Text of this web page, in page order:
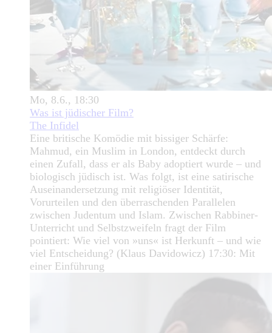
Mo, 8.6., 18:30
Was ist jüdischer Film?
The Infidel
Eine britische Komödie mit bissiger Schärfe:
Mahmud, ein Muslim in London, entdeckt durch
einen Zufall, dass er als Baby adoptiert wurde – und
biologisch jüdisch ist. Was folgt, ist eine satirische
Auseinandersetzung mit religiöser Identität,
Vorurteilen und den überraschenden Parallelen
zwischen Judentum und Islam. Zwischen Rabbiner-
Unterricht und Selbstzweifeln fragt der Film
pointiert: Wie viel von »uns« ist Herkunft – und wie
viel Entscheidung? (Klaus Davidowicz) 17:30: Mit
einer Einführung